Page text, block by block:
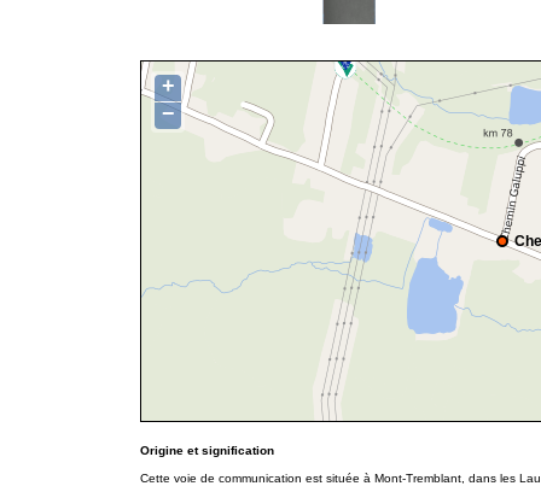
+
−
Origine et signification
Cette voie de communication est située à Mont-Tremblant, dans les